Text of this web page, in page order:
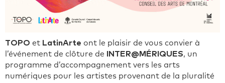
TOPO et LatinArte ont le plaisir de vous convier à
l’événement de clôture de INTER@MÉRIQUES, un
programme d’accompagnement vers les arts
numériques pour les artistes provenant de la pluralité